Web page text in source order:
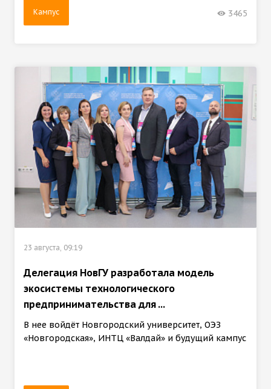
Кампус 3465
23 августа, 09:19
Делегация НовГУ разработала модель
экосистемы технологического
предпринимательства для ...
В нее войдёт Новгородский университет, ОЭЗ
«Новгородская», ИНТЦ «Валдай» и будущий кампус